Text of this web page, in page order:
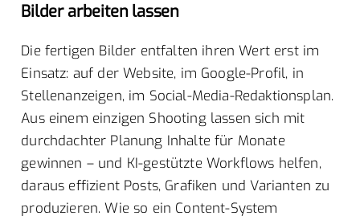
Bilder arbeiten lassen
Die fertigen Bilder entfalten ihren Wert erst im
Einsatz: auf der Website, im Google-Profil, in
Stellenanzeigen, im Social-Media-Redaktionsplan.
Aus einem einzigen Shooting lassen sich mit
durchdachter Planung Inhalte für Monate
gewinnen – und KI-gestützte Workflows helfen,
daraus effizient Posts, Grafiken und Varianten zu
produzieren. Wie so ein Content-System